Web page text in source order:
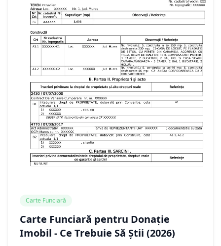
Carte Funciară
Carte Funciară pentru Donație
Imobil - Ce Trebuie Să Știi (2026)